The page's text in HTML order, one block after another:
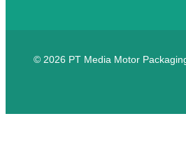
© 2026 PT Media Motor